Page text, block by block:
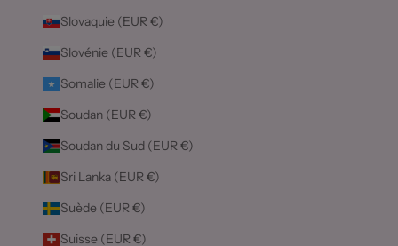
Slovaquie (EUR €)
Slovénie (EUR €)
Somalie (EUR €)
Soudan (EUR €)
Soudan du Sud (EUR €)
Sri Lanka (EUR €)
Suède (EUR €)
Suisse (EUR €)